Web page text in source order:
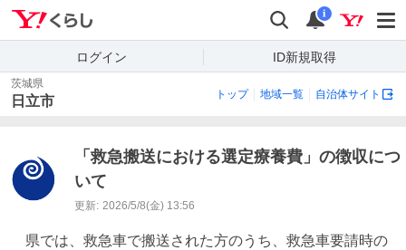
検索 通知
i
ログイン ID新規取得
茨城県
日立市 トップ 地域一覧 自治体サイト
「救急搬送における選定療養費」の徴収につ
いて
更新: 2026/5/8(金) 13:56
県では、救急車で搬送された方のうち、救急車要請時の